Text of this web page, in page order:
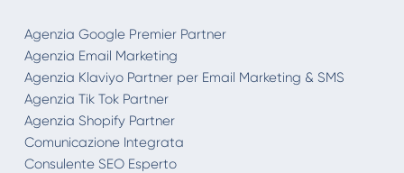
Agenzia Google Premier Partner
Agenzia Email Marketing
Agenzia Klaviyo Partner per Email Marketing & SMS
Agenzia Tik Tok Partner
Agenzia Shopify Partner
Comunicazione Integrata
Consulente SEO Esperto